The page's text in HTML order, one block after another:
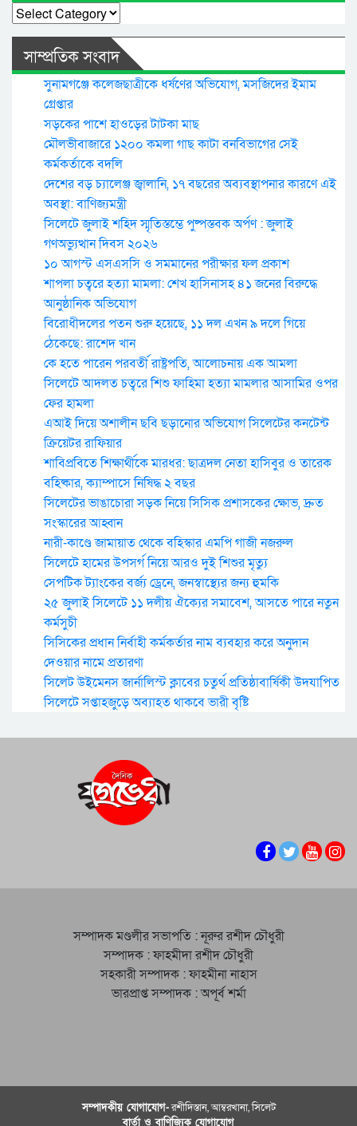
Categories
সাম্প্রতিক সংবাদ
সুনামগঞ্জে কলেজছাত্রীকে ধর্ষণের অভিযোগ, মসজিদের ইমাম
গ্রেপ্তার
সড়কের পাশে হাওড়ের টাটকা মাছ
মৌলভীবাজারে ১২০০ কমলা গাছ কাটা বনবিভাগের সেই
কর্মকর্তাকে বদলি
দেশের বড় চ্যালেঞ্জ জ্বালানি, ১৭ বছরের অব্যবস্থাপনার কারণে এই
অবস্থা: বাণিজ্যমন্ত্রী
সিলেটে জুলাই শহিদ স্মৃতিস্তম্ভে পুষ্পস্তবক অর্পণ : জুলাই
গণঅভ্যুত্থান দিবস ২০২৬
১০ আগস্ট এসএসসি ও সমমানের পরীক্ষার ফল প্রকাশ
শাপলা চত্বরে হত্যা মামলা: শেখ হাসিনাসহ ৪১ জনের বিরুদ্ধে
আনুষ্ঠানিক অভিযোগ
বিরোধীদলের পতন শুরু হয়েছে, ১১ দল এখন ৯ দলে গিয়ে
ঠেকেছে: রাশেদ খান
কে হতে পারেন পরবর্তী রাষ্ট্রপতি, আলোচনায় এক আমলা
সিলেটে আদলত চত্বরে শিশু ফাহিমা হত্যা মামলার আসামির ওপর
ফের হামলা
এআই দিয়ে অশালীন ছবি ছড়ানোর অভিযোগ সিলেটের কনটেন্ট
ক্রিয়েটর রাফিয়ার
শাবিপ্রবিতে শিক্ষার্থীকে মারধর: ছাত্রদল নেতা হাসিবুর ও তারেক
বহিষ্কার, ক্যাম্পাসে নিষিদ্ধ ২ বছর
সিলেটের ভাঙাচোরা সড়ক নিয়ে সিসিক প্রশাসকের ক্ষোভ, দ্রুত
সংস্কারের আহ্বান
নারী-কাণ্ডে জামায়াত থেকে বহিস্কার এমপি গাজী নজরুল
সিলেটে হামের উপসর্গ নিয়ে আরও দুই শিশুর মৃত্যু
সেপটিক ট্যাংকের বর্জ্য ড্রেনে, জনস্বাস্থ্যের জন্য হুমকি
২৫ জুলাই সিলেটে ১১ দলীয় ঐক্যের সমাবেশ, আসতে পারে নতুন
কর্মসুচী
সিসিকের প্রধান নির্বাহী কর্মকর্তার নাম ব্যবহার করে অনুদান
দেওয়ার নামে প্রতারণা
সিলেট উইমেনস জার্নালিস্ট ক্লাবের চতুর্থ প্রতিষ্ঠাবার্ষিকী উদযাপিত
সিলেটে সপ্তাহজুড়ে অব্যাহত থাকবে ভারী বৃষ্টি
সম্পাদক মণ্ডলীর সভাপতি : নূরুর রশীদ চৌধুরী
সম্পাদক : ফাহমীদা রশীদ চৌধুরী
সহকারী সম্পাদক : ফাহমীনা নাহাস
ভারপ্রাপ্ত সম্পাদক : অপূর্ব শর্মা
সম্পাদকীয় যােগাযোগ-রশীদিস্তান, আম্বরখানা, সিলেট